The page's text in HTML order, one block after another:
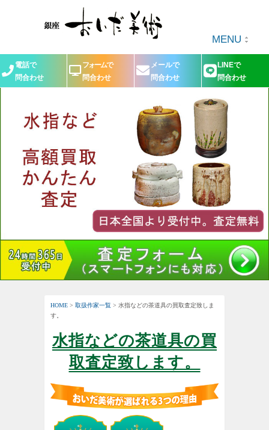
MENU
電話で
問合わせ
フォームで
問合わせ
メールで
問合わせ
LINEで
問合わせ
HOME > 取扱作家一覧 > 水指などの茶道具の買取査定致しま
す。
水指などの茶道具の買
取査定致します。